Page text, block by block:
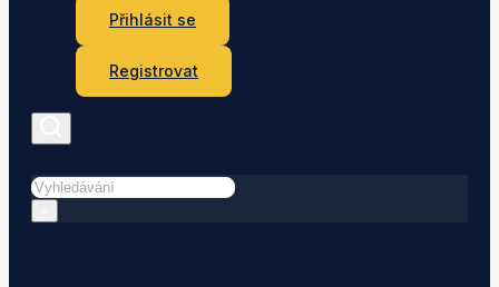
Přihlásit se
Registrovat
Hledat